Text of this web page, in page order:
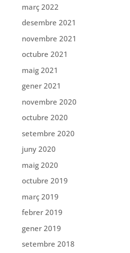
març 2022
desembre 2021
novembre 2021
octubre 2021
maig 2021
gener 2021
novembre 2020
octubre 2020
setembre 2020
juny 2020
maig 2020
octubre 2019
març 2019
febrer 2019
gener 2019
setembre 2018